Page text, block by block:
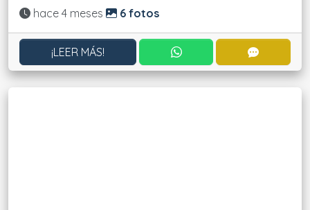
Actualizado:
hace 4 meses 6 fotos
¡LEER MÁS! CONTACTAR POR